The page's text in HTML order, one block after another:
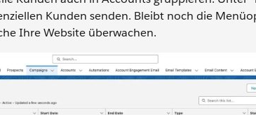
Kunden senden. Bleibt noch die
Ihre Website überwachen.